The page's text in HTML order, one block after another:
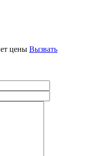
цены Вызвать